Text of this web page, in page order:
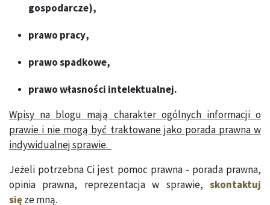
gospodarcze),
prawo pracy,
prawo spadkowe,
prawo własności intelektualnej.
Wpisy na blogu mają charakter ogólnych informacji o
prawie i nie mogą być traktowane jako porada prawna w
indywidualnej sprawie.
Jeżeli potrzebna Ci jest pomoc prawna - porada prawna,
opinia prawna, reprezentacja w sprawie, skontaktuj
sięze mną.